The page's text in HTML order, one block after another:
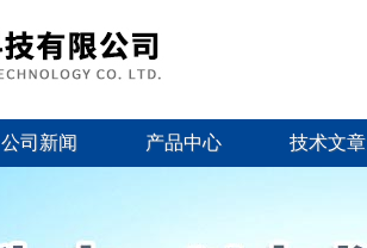
公司新闻 产品中心 技术文章